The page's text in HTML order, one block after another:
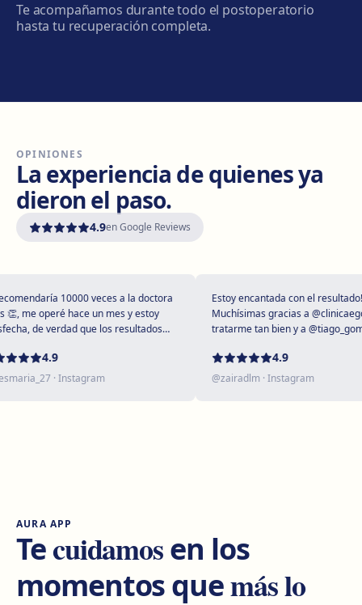
Cómo llegarVer clínica
Vilanova i la Geltrú
Avinguda del Garraf, 69, 08800 Vilanova i la Geltrú
Cómo llegar Ver clínica
Cómo llegarVer clínica
Rambla President Francesc Macià, 10, 43005 Tarragona
Lleida
Carrer Enric Granados, 4, 25006 Lleida
Cómo llegarVer clínica
Te acompañamos durante todo el postoperatorio
hasta tu recuperación completa.
OPINIONES
La experiencia de quienes ya
dieron el paso.
4.9en Google Reviews
10000 veces a la doctora
me operé hace un mes y estoy
de verdad que los resultados
4.9
· Instagram
Estoy encantada con el resultado!
Muchísimas gracias a @clinicaegos
tratarme tan bien y a @tiago_gomes
expectativas sin duda ❤️
4.9
zairadlm· Instagram
AURA APP
Tecuidamosen los
momentos quemás lo